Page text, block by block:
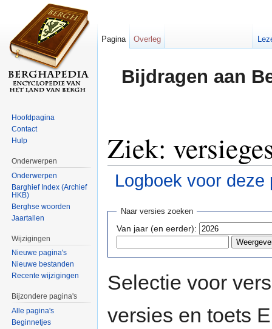
Bijdragen aan
Ziek:
Logboek voor deze
Naar versies zoeken
Van jaar (en eerder):
Selectie voor
versies en toets
Pagina Overleg
Hoofdpagina
Contact
Hulp
Onderwerpen
Onderwerpen
Barghief Index (Archief
HKB)
Berghse woorden
Jaartallen
Wijzigingen
Nieuwe pagina's
Nieuwe bestanden
Recente wijzigingen
Bijzondere pagina's
Alle pagina's
Beginnetjes